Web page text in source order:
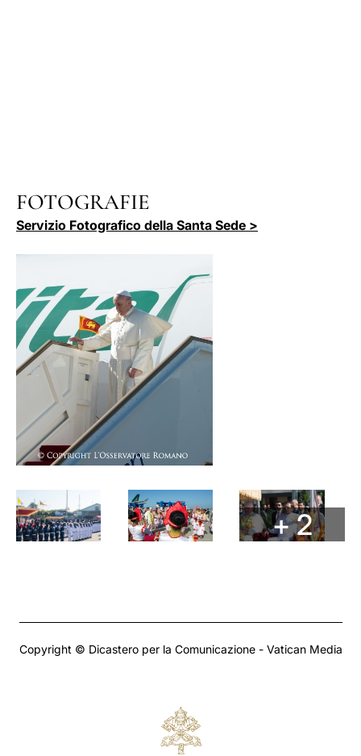
FOTOGRAFIE
Servizio Fotografico della Santa Sede >
+ 2
Copyright © Dicastero per la Comunicazione - Vatican Media